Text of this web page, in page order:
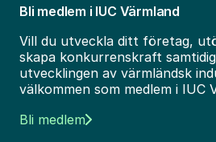
Bli medlem i IUC Värmland
Vill du utveckla ditt företag,
skapa konkurrenskraft
utvecklingen av värmländsk
välkommen som medlem i IUC
Bli medlem